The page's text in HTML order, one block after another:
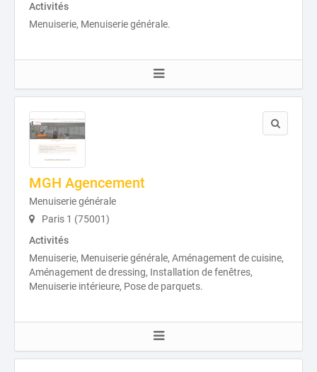
Activités
Menuiserie, Menuiserie générale.
MGH Agencement
Menuiserie générale
Paris 1 (75001)
Activités
Menuiserie, Menuiserie générale, Aménagement de cuisine,
Aménagement de dressing, Installation de fenêtres,
Menuiserie intérieure, Pose de parquets.